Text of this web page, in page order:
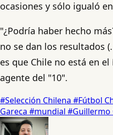
ocasiones y sólo igualó
"¿Podría haber hecho
no se dan los resultados
es que Chile no está en
agente del "10".
#Selección Chilena #Fútbol
Gareca #mundial #Guillermo